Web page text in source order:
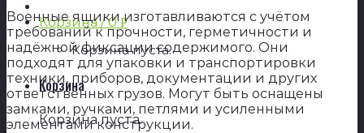
Корзина /0Р
Корзина пуста.
Корзина
Корзина пуста.
Военные ящики изготавливаются с учётом
требований к прочности, герметичности и
надёжной фиксации содержимого. Они
подходят для упаковки и транспортировки
техники, приборов, документации и других
ответственных грузов. Могут быть оснащены
замками, ручками, петлями и усиленными
элементами конструкции.